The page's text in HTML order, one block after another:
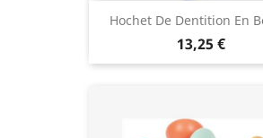
Hochet De Dentition En
13,25 €